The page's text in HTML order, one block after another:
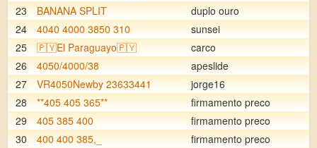
23
BANANA SPLIT
duplo ouro
24
4040 4000 3850 310
sunsei
25
🇵🇾El Paraguayo🇵🇾
carco
26
4050/4000/38
apeslide
27
VR4050Newby 23633441
jorge16
28
**405 405 365**
firmamento preco
29
405 385 400
firmamento preco
30
400 400 385,_
firmamento preco